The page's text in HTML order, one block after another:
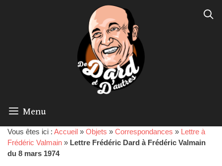
Menu
Vous êtes ici : Accueil » Objets » Correspondances » Lettre à
Frédéric Valmain » Lettre Frédéric Dard à Frédéric Valmain
du 8 mars 1974